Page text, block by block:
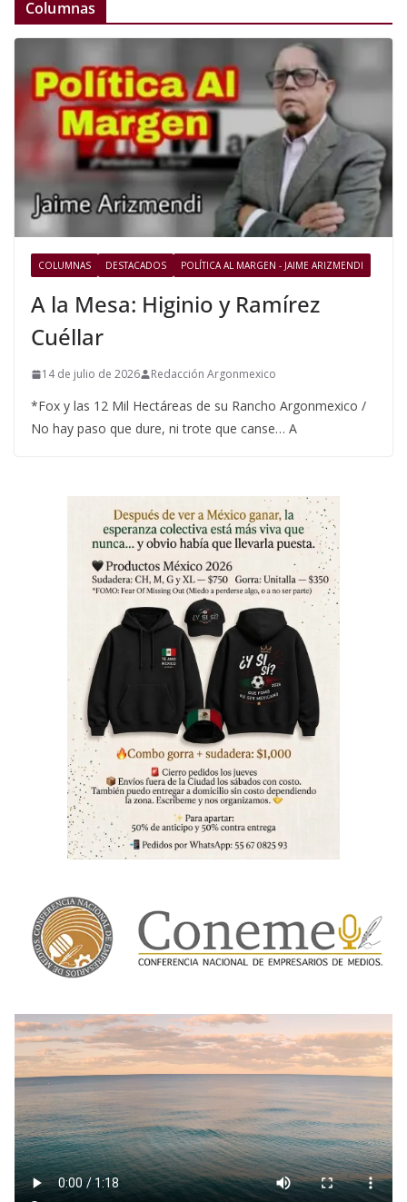
Columnas
COLUMNAS DESTACADOS POLÍTICA AL MARGEN - JAIME ARIZMENDI
A la Mesa: Higinio y Ramírez
Cuéllar
14 de julio de 2026 Redacción Argonmexico
*Fox y las 12 Mil Hectáreas de su Rancho Argonmexico /
No hay paso que dure, ni trote que canse… A